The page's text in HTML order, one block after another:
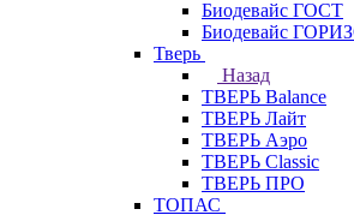
Биодевайс ГОСТ
Биодевайс
Тверь
Назад
ТВЕРЬ Balance
ТВЕРЬ Лайт
ТВЕРЬ Аэро
ТВЕРЬ Classic
ТВЕРЬ ПРО
ТОПАС